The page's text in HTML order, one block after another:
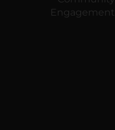
Engagement